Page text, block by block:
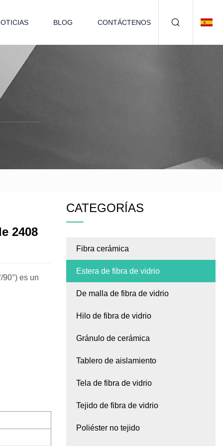
BLOG CONTÁCTENOS
2408
es un
CATEGORÍAS
Fibra cerámica
Estera de fibra de vidrio
De malla de fibra de vidrio
Hilo de fibra de vidrio
Gránulo de cerámica
Tablero de aislamiento
Tela de fibra de vidrio
Tejido de fibra de vidrio
Poliéster no tejido